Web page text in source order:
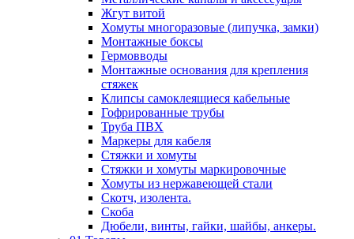
Жгут витой
Хомуты многоразовые (липучка, замки)
Монтажные боксы
Гермовводы
Монтажные основания для крепления
стяжек
Клипсы самоклеящиеся кабельные
Гофрированные трубы
Труба ПВХ
Маркеры для кабеля
Стяжки и хомуты
Стяжки и хомуты маркировочные
Хомуты из нержавеющей стали
Скотч, изолента.
Скоба
Дюбели, винты, гайки, шайбы, анкеры.